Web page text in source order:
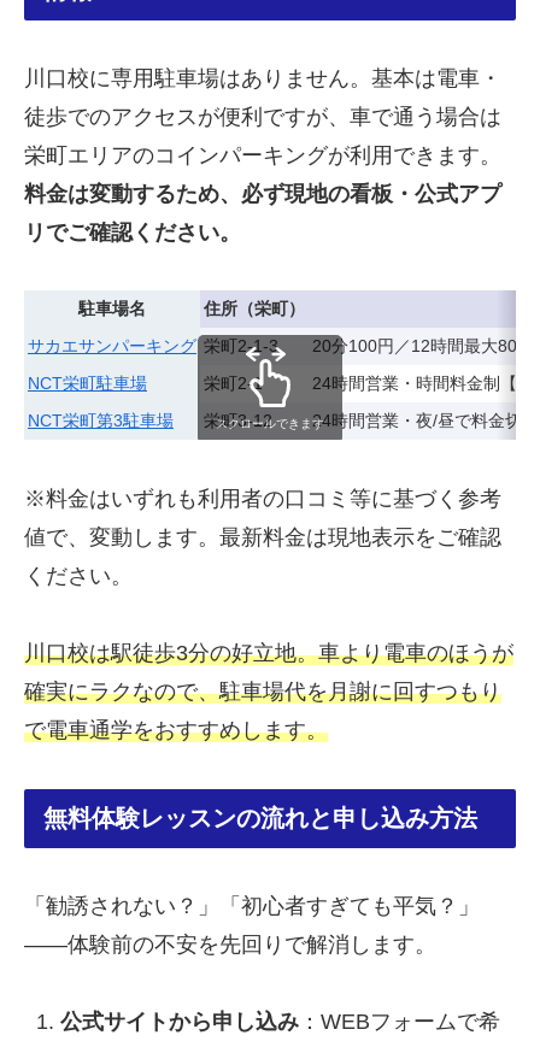
川口校に専用駐車場はありません。基本は電車・
徒歩でのアクセスが便利ですが、車で通う場合は
栄町エリアのコインパーキングが利用できます。
料金は変動するため、必ず現地の看板・公式アプ
リでご確認ください。
駐車場名
住所（栄町）
サカエサンパーキング 栄町2-1-3
20分100円／12時間最大800
NCT栄町駐車場
栄町2-1
24時間営業・時間料金制【要
NCT栄町第3駐車場
栄町3-12 24時間営業・夜/昼で料金切
スクロールできます
※料金はいずれも利用者の口コミ等に基づく参考
値で、変動します。最新料金は現地表示をご確認
ください。
川口校は駅徒歩3分の好立地。車より電車のほうが
確実にラクなので、駐車場代を月謝に回すつもり
で電車通学をおすすめします。
無料体験レッスンの流れと申し込み方法
「勧誘されない？」「初心者すぎても平気？」
——体験前の不安を先回りで解消します。
公式サイトから申し込み：WEBフォームで希